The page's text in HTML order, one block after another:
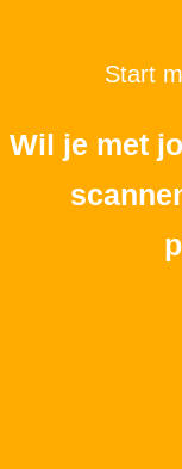
Start
Wil je met